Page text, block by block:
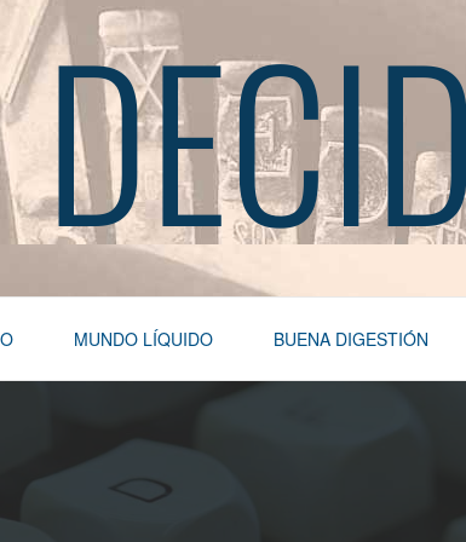
MUNDO LÍQUIDO BUENA DIGESTIÓN